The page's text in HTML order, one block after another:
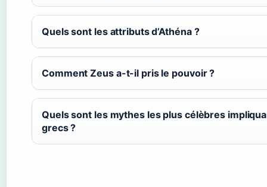
Quels sont les attributs d’Athéna ?
Comment Zeus a-t-il pris le pouvoir ?
Quels sont les mythes les plus célèbres
grecs ?